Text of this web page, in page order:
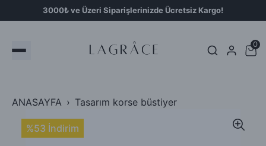
3000₺ ve Üzeri Siparişlerinizde Ücretsiz Kargo!
0
ANASAYFA Tasarım korse büstiyer
%53 İndirim